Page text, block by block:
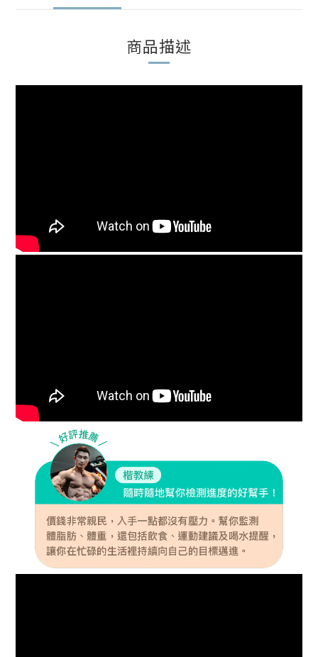
商品描述